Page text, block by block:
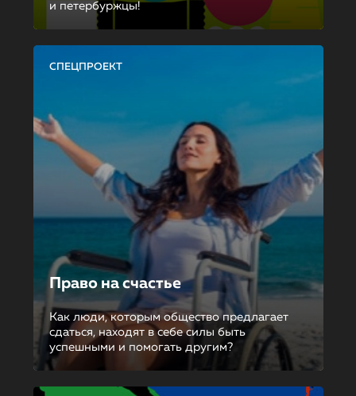
и петербуржцы!
СПЕЦПРОЕКТ
Право на счастье
Как люди, которым общество предлагает
сдаться, находят в себе силы быть
успешными и помогать другим?